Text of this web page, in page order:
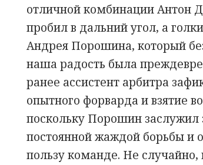
отличной комбинации Антон
пробил в дальний угол, а
Андрея Порошина, который
наша радость была
ранее ассистент арбитра
опытного форварда и взятие
поскольку Порошин заслужил
постоянной жаждой борьбы
пользу команде. Не